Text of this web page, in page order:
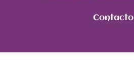
Contacto